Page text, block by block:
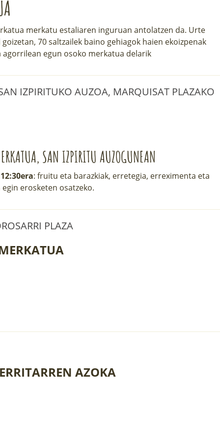
merkatu estaliaren inguruan antolatzen da. Urte
70 saltzailek baino gehiagok haien ekoizpenak
agorrilean egun osoko merkatua delarik
IZPIRITUKO AUZOA, MARQUISAT PLAZAKO
SAN IZPIRITU AUZOGUNEAN
: fruitu eta barazkiak, erretegia, erreximenta eta
erosketen osatzeko.
PLAZA
AZOKA